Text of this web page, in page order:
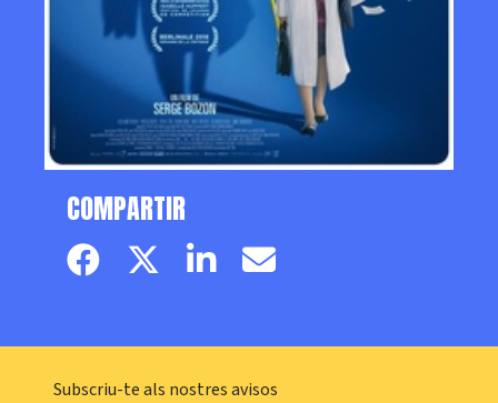
COMPARTIR
Facebook pageTwitter page
LinkedinEmail
Subscriu-te als nostres avisos